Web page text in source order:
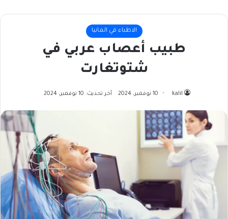
الاطباء في المانيا
طبيب أعصاب عربي في
شتوتغارت
kalil 10 نوفمبر، 2024 آخر تحديث: 10 نوفمبر، 2024